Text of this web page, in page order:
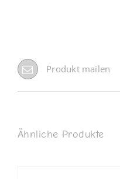
Produkt mailen
Ähnliche Produkte